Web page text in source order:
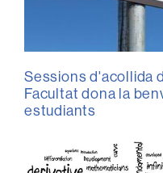
Sessions d'acollida
Facultat dona la
estudiants